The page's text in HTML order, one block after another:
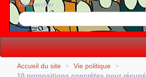
Rechercher :
Vie politique
Accueil du site > Vie politique
>